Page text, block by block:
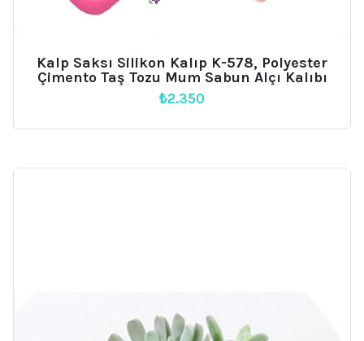
Kalp Saksı Silikon Kalıp K-578, Polyester
Çimento Taş Tozu Mum Sabun Alçı Kalıbı
₺2.350